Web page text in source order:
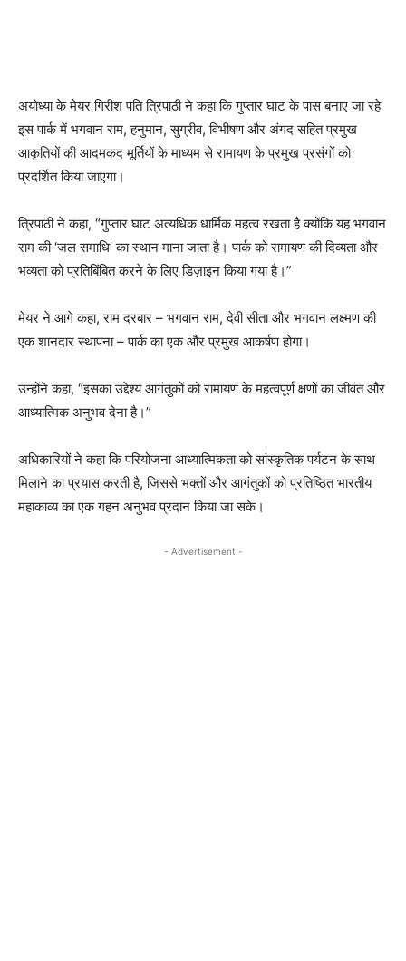
अयोध्या के मेयर गिरीश पति त्रिपाठी ने कहा कि गुप्तार घाट के पास बनाए जा रहे
इस पार्क में भगवान राम, हनुमान, सुग्रीव, विभीषण और अंगद सहित प्रमुख
आकृतियों की आदमकद मूर्तियों के माध्यम से रामायण के प्रमुख प्रसंगों को
प्रदर्शित किया जाएगा।
त्रिपाठी ने कहा, “गुप्तार घाट अत्यधिक धार्मिक महत्व रखता है क्योंकि यह भगवान
राम की ‘जल समाधि’ का स्थान माना जाता है। पार्क को रामायण की दिव्यता और
भव्यता को प्रतिबिंबित करने के लिए डिज़ाइन किया गया है।”
मेयर ने आगे कहा, राम दरबार – भगवान राम, देवी सीता और भगवान लक्ष्मण की
एक शानदार स्थापना – पार्क का एक और प्रमुख आकर्षण होगा।
उन्होंने कहा, “इसका उद्देश्य आगंतुकों को रामायण के महत्वपूर्ण क्षणों का जीवंत और
आध्यात्मिक अनुभव देना है।”
अधिकारियों ने कहा कि परियोजना आध्यात्मिकता को सांस्कृतिक पर्यटन के साथ
मिलाने का प्रयास करती है, जिससे भक्तों और आगंतुकों को प्रतिष्ठित भारतीय
महाकाव्य का एक गहन अनुभव प्रदान किया जा सके।
- Advertisement -